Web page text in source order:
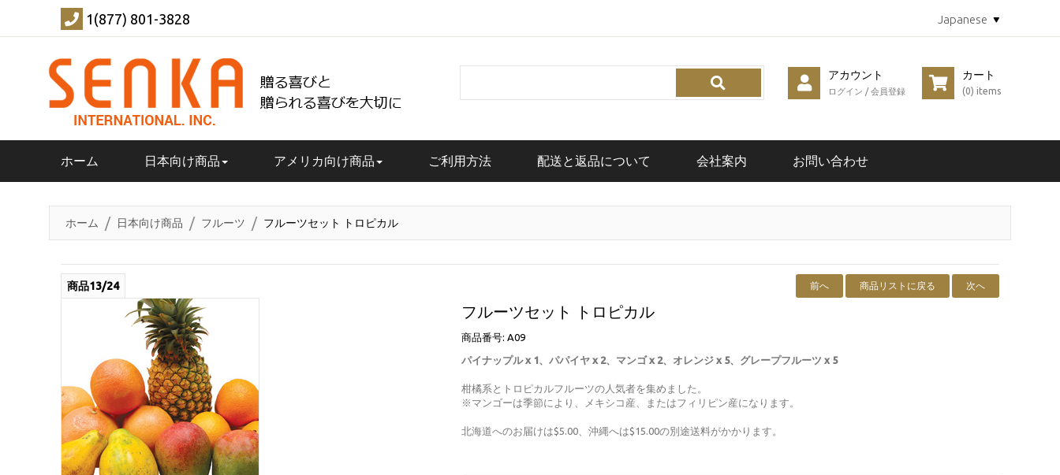
1(877) 801-3828 Japanese
アカウント
ログイン /会員登録
カート
(0) items
ホーム 日本向け商品 アメリカ向け商品 ご利用方法 配送と返品について 会社案内 お問い合わせ
ホーム 日本向け商品 フルーツ フルーツセット トロピカル
商品13/24 前へ 商品リストに戻る 次へ
フルーツセット トロピカル
商品番号: A09
パイナップル x 1、パパイヤ x 2、マンゴ x 2、オレンジ x 5、グレープフルーツ x 5
柑橘系とトロピカルフルーツの人気者を集めました。
※マンゴーは季節により、メキシコ産、またはフィリピン産になります。
北海道へのお届けは$5.00、沖縄へは$15.00の別途送料がかかります。